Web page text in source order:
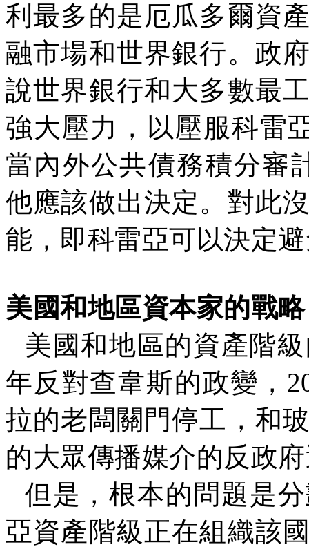
利最多的是厄瓜多爾資
融市場和世界銀行。政
說世界銀行和大多數最
強大壓力，以壓服科雷
當內外公共債務積分審
他應該做出決定。對此
能，即科雷亞可以決定
美國和地區資本家的戰
美國和地區的資產階
年反對查韋斯的政變，
拉的老闆關門停工，和
的大眾傳播媒介的反政
但是，根本的問題是
亞資產階級正在組織該